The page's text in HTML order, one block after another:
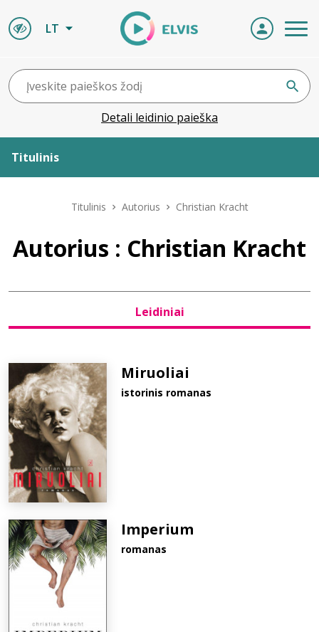
LT
Detali leidinio paieška
Titulinis
Leidiniai
D.U.K.
Titulinis Autorius Christian Kracht
Autorius : Christian Kracht
Leidiniai
Miruoliai
istorinis romanas
Imperium
romanas